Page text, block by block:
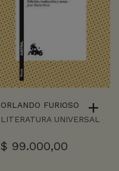
ORLANDO FURIOSO
LITERATURA UNIVERSAL
$ 99.000,00